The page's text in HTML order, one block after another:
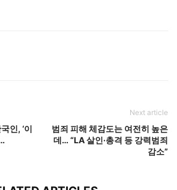
인, ‘이
Next article
범죄 피해 체감도는 여전히 높은
데… “LA 살인·총격 등 강력범죄
감소”